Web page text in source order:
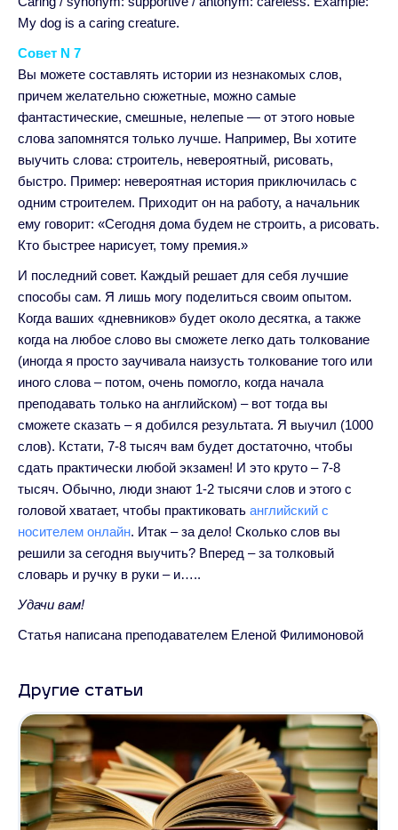
My dog is a caring creature.
Совет N 7
Вы можете составлять истории из незнакомых слов,
причем желательно сюжетные, можно самые
фантастические, смешные, нелепые — от этого новые
слова запомнятся только лучше. Например, Вы хотите
выучить слова: строитель, невероятный, рисовать,
быстро. Пример: невероятная история приключилась с
одним строителем. Приходит он на работу, а начальник
ему говорит: «Сегодня дома будем не строить, а рисовать.
Кто быстрее нарисует, тому премия.»
И последний совет. Каждый решает для себя лучшие
способы сам. Я лишь могу поделиться своим опытом.
Когда ваших «дневников» будет около десятка, а также
когда на любое слово вы сможете легко дать толкование
(иногда я просто заучивала наизусть толкование того или
иного слова – потом, очень помогло, когда начала
преподавать только на английском) – вот тогда вы
сможете сказать – я добился результата. Я выучил (1000
слов). Кстати, 7-8 тысяч вам будет достаточно, чтобы
сдать практически любой экзамен! И это круто – 7-8
тысяч. Обычно, люди знают 1-2 тысячи слов и этого с
головой хватает, чтобы практиковать английский с
носителем онлайн. Итак – за дело! Сколько слов вы
решили за сегодня выучить? Вперед – за толковый
словарь и ручку в руки – и…..
Удачи вам!
Статья написана преподавателем Еленой Филимоновой
Другие статьи